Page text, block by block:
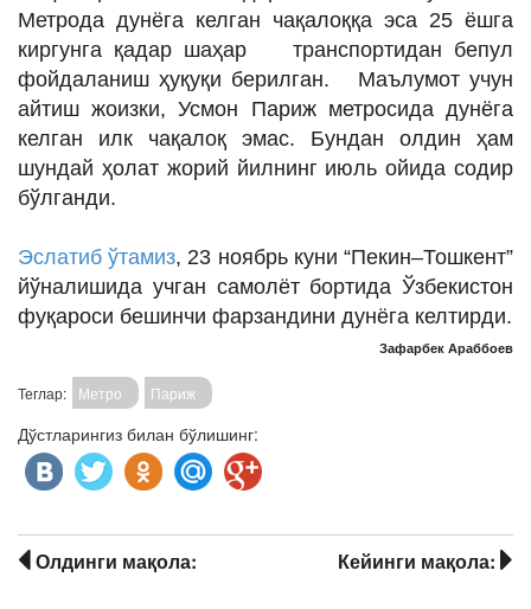
Метрода дунёга келган чақалоққа эса 25 ёшга
киргунга қадар шаҳар транспортидан бепул
фойдаланиш ҳуқуқи берилган. Маълумот учун
айтиш жоизки, Усмон Париж метросида дунёга
келган илк чақалоқ эмас. Бундан олдин ҳам
шундай ҳолат жорий йилнинг июль ойида содир
бўлганди.
Эслатиб ўтамиз, 23 ноябрь куни “Пекин–Тошкент”
йўналишида учган самолёт бортида Ўзбекистон
фуқароси бешинчи фарзандини дунёга келтирди.
Зафарбек Араббоев
Теглар: Метро Париж
Дўстларингиз билан бўлишинг:
Кейинги мақола:
Олдинги мақола: